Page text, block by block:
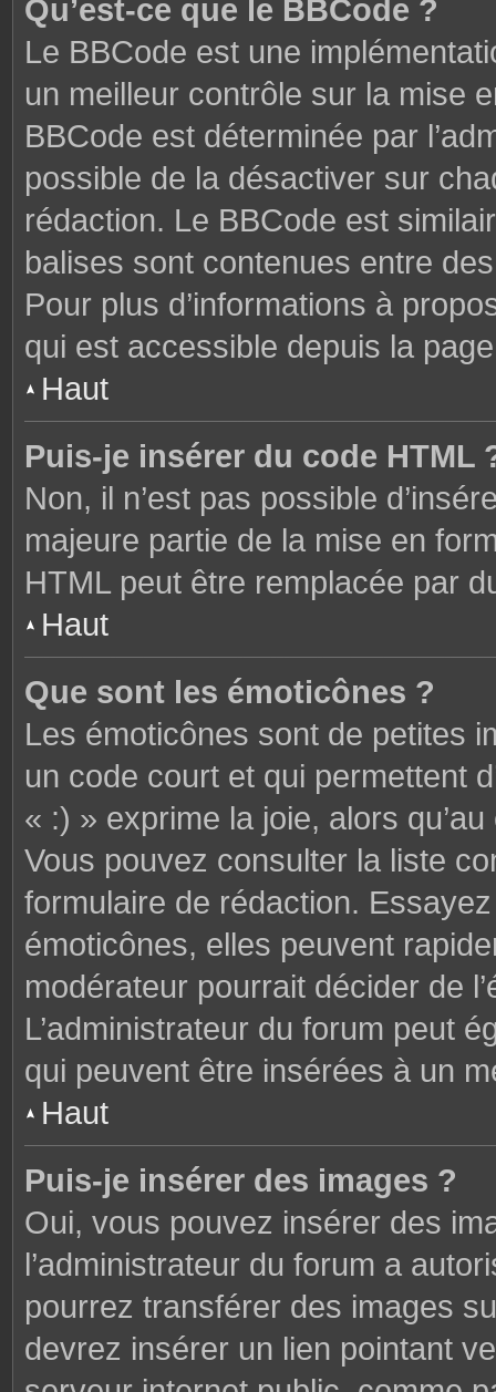
Qu’est-ce que le BBCode ?
Le BBCode est une
un meilleur contrôle sur la mise
BBCode est déterminée par
possible de la désactiver sur
rédaction. Le BBCode est
balises sont contenues entre
Pour plus d’informations à
qui est accessible depuis la
Haut
Puis-je insérer du code HTML
Non, il n’est pas possible
majeure partie de la mise en
HTML peut être remplacée par
Haut
Que sont les émoticônes ?
Les émoticônes sont de petites
un code court et qui permettent
« :) » exprime la joie, alors
Vous pouvez consulter la liste
formulaire de rédaction.
émoticônes, elles peuvent
modérateur pourrait décider de
L’administrateur du forum peut
qui peuvent être insérées à un
Haut
Puis-je insérer des images ?
Oui, vous pouvez insérer des
l’administrateur du forum a
pourrez transférer des images
devrez insérer un lien pointant